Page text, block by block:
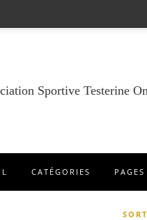
Sportive Testerine
CATÉGORIES PAGES